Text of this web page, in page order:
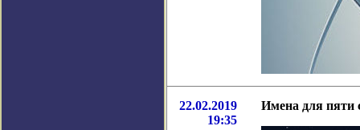
22.02.2019
19:35
Имена для пяти